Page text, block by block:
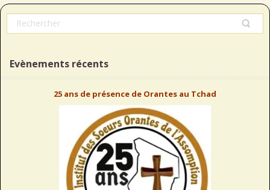
Evènements récents
25 ans de présence de Orantes au Tchad